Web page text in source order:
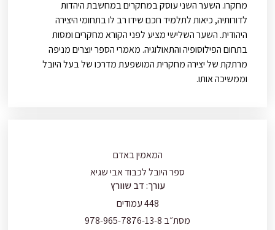
מחקרו. השער השני עוסק במחקרים במחשבת היהדות
לדורותיה, כיאות לתלמיד חכם שידו רב לו בתחומי היצירה
היהודית. השער השלישי מציע לפני הקורא מחקרים ומסות
בתחום הפילוסופיה והתאולוגיה. מאמרי הספר יוצרים מניפה
מרתקת של יצירה מחקרית המושפעת מדרכו של בעל היובל
וממשיכה אותו.
המאמין באדם
ספר היובל לכבוד אבי שגיא
עורך: דב שוורץ
448 עמודים
מסת״ב 978-965-7876-13-8